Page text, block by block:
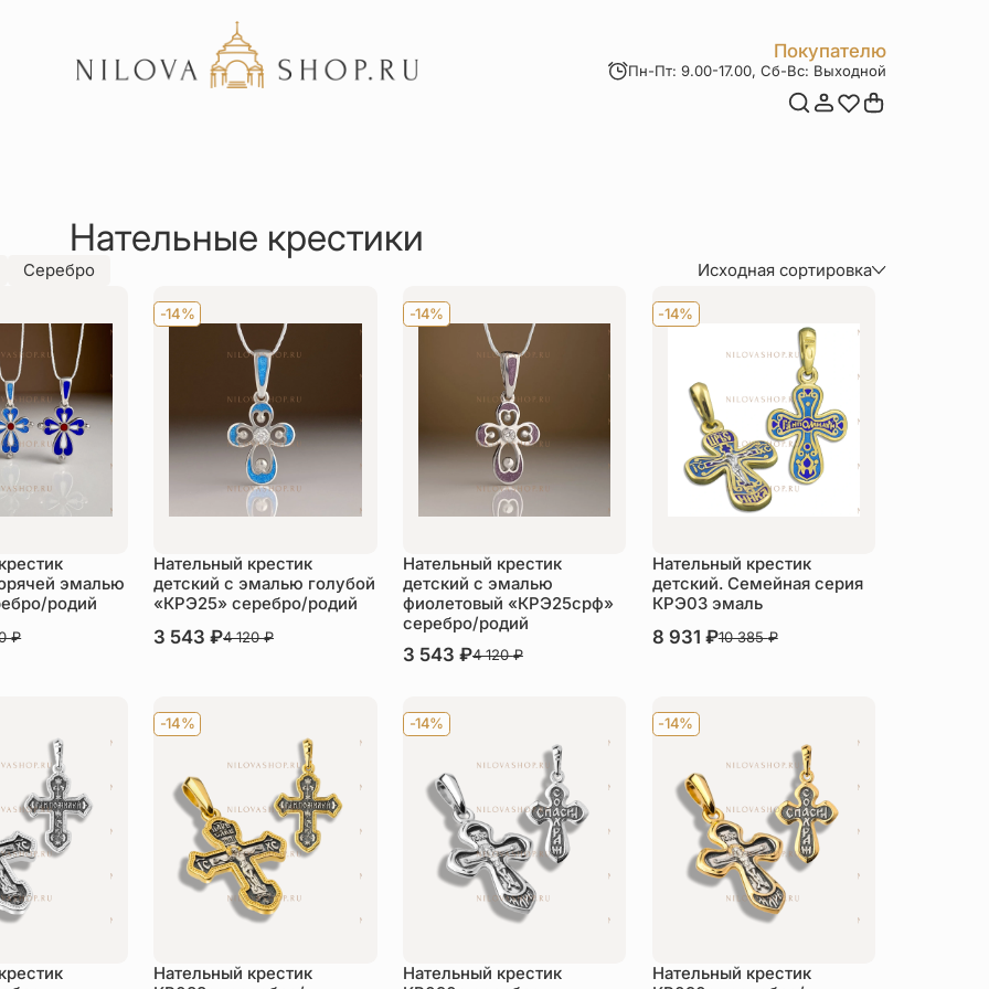
Покупателю
Пн-Пт: 9.00-17.00, Сб-Вс: Выходной
Статьи
Нательные крестики
Серебро
Исходная сортировка
По популярности
По цене (сначала дороже)
По цене (сначала дешевле)
По величине скидки
эмалью
родий
₽
-14%
Нательный крестик
детский с эмалью голубой
«КРЭ25» серебро/родий
В наличии
3 543₽4 120₽
-14%
Нательный крестик
детский с эмалью
фиолетовый «КРЭ25срф»
серебро/родий
В наличии
3 543 ₽4 120₽
-14%
Нательный крестик
детский. Семейная серия
КРЭ03 эмаль
В наличии
8 931 ₽10 385₽
-14%
Нательный крестик
-14%
Нательный крестик
-14%
Нательный крестик